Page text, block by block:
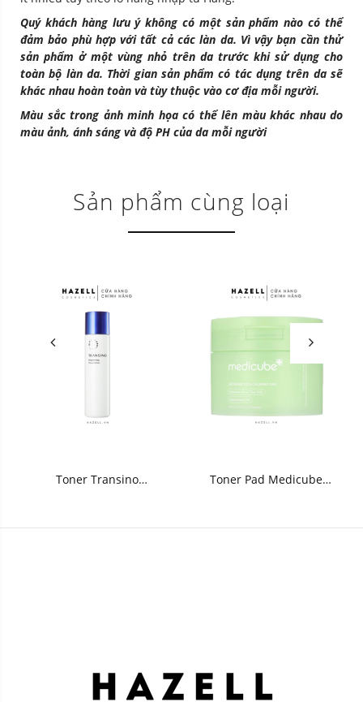
Quý khách hàng lưu ý không có một sản phẩm nào có thể
đảm bảo phù hợp với tất cả các làn da. Vì vậy bạn cần thử
sản phẩm ở một vùng nhỏ trên da trước khi sử dụng cho
toàn bộ làn da. Thời gian sản phẩm có tác dụng trên da sẽ
khác nhau hoàn toàn và tùy thuộc vào cơ địa mỗi người.
Màu sắc trong ảnh minh họa có thể lên màu khác nhau do
màu ảnh, ánh sáng và độ PH của da mỗi người
Sản phẩm cùng loại
Toner Transino
Toner Pad Medicube